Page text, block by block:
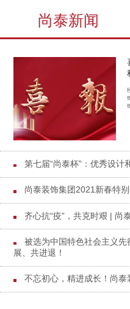
尚泰新闻
第七届“尚泰杯”：优秀设计
尚泰装饰集团2021新春特
齐心抗“疫”，共克时艰 | 尚
被选为中国特色社会主义
展、共进退！
不忘初心，精进成长！尚泰